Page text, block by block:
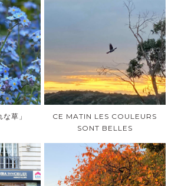
草」
CE MATIN LES COULEURS
SONT BELLES